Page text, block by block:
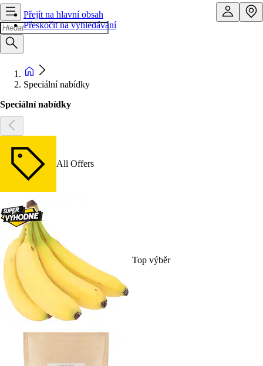
Přejít na hlavní obsah
Přeskočit na vyhledávání
Speciální nabídky
Speciální nabídky
All Offers
Top výběr